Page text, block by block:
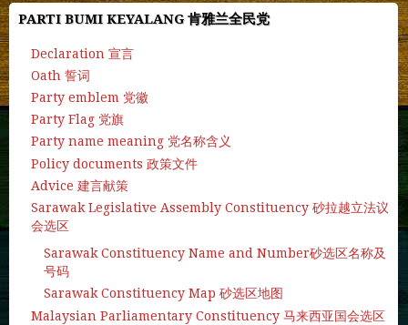
PARTI BUMI KEYALANG 肯雅兰全民党
Declaration 宣言
Oath 誓词
Party emblem 党徽
Party Flag 党旗
Party name meaning 党名称含义
Policy documents 政策文件
Advice 建言献策
Sarawak Legislative Assembly Constituency 砂拉越立法议
会选区
Sarawak Constituency Name and Number砂选区名称及
号码
Sarawak Constituency Map 砂选区地图
Malaysian Parliamentary Constituency 马来西亚国会选区